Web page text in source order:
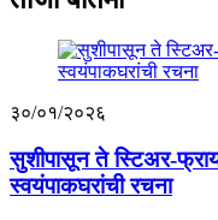
३०/०१/२०२६
सुशीपासून ते स्टिअर-
स्वयंपाकघरांची रचना